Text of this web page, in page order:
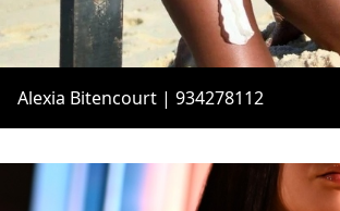
Alexia Bitencourt | 934278112